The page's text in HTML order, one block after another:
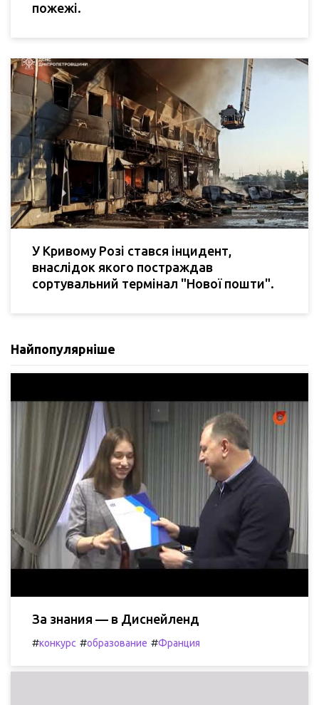
пожежі.
У Кривому Розі стався інцидент,
внаслідок якого постраждав
сортувальний термінал "Нової пошти".
Найпопулярніше
За знания — в Диснейленд
#конкурс #образование #Франция